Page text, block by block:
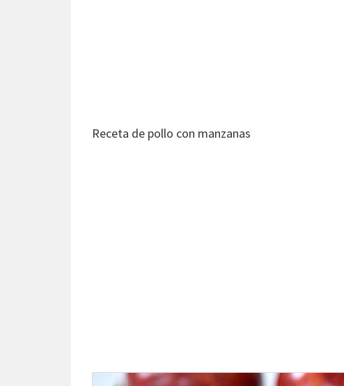
Receta de pollo con manzanas